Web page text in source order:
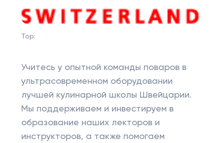
Top:
Учитесь у опытной команды поваров в
ультрасовременном оборудовании
лучшей кулинарной школы Швейцарии.
Мы поддерживаем и инвестируем в
образование наших лекторов и
инструкторов, а также помогаем